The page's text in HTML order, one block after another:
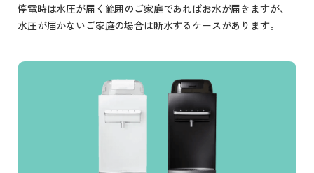
停電時は水圧が届く範囲のご家庭であればお水が届きますが、
水圧が届かないご家庭の場合は断水するケースがあります。